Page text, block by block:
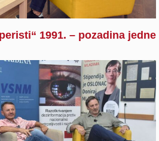
1991. – pozadina jedne